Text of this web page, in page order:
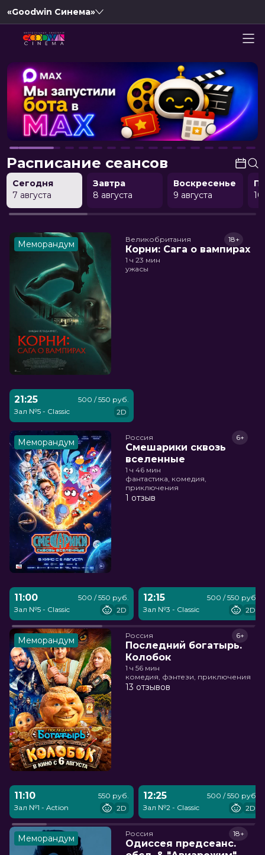
«Goodwin Синема»
Расписание сеансов
Сегодня
7 августа
Завтра
8 августа
Воскресенье
9 августа
10
Меморандум Великобритания
Корни: Сага о вампирах
18+
1 ч 23 мин
ужасы
21:25
Зал №5 - Classic
500 / 550 руб.
2D
Меморандум Россия
Смешарики сквозь
вселенные
6+
1 ч 46 мин
фантастика, комедия,
приключения
1 отзыв
11:00
Зал №5 - Classic
500 / 550 руб.
2D
12:15
Зал №3 - Classic
500 / 550 руб.
2D
Меморандум Россия
Последний богатырь.
Колобок
6+
1 ч 56 мин
комедия, фэнтези, приключения
13 отзывов
11:10
Зал №1 - Action
550 руб.
2D
12:25
Зал №2 - Classic
500 / 550 руб.
2D
Меморандум Россия
Одиссея предсеанс.
18+